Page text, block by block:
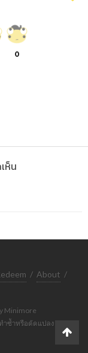
0
ห็น
/ About /
Minimore
ำซ้ำหรือดัดแปลง